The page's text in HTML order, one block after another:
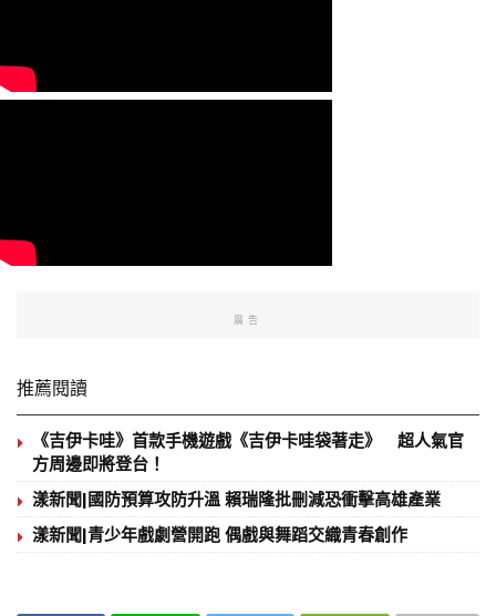
廣告
推薦閱讀
《吉伊卡哇》首款手機遊戲《吉伊卡哇袋著走》 超人氣官
方周邊即將登台！
漾新聞|國防預算攻防升溫 賴瑞隆批刪減恐衝擊高雄產業
漾新聞|青少年戲劇營開跑 偶戲與舞蹈交織青春創作